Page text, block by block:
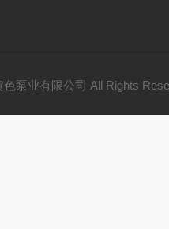
色泵业有限公司 All Rights